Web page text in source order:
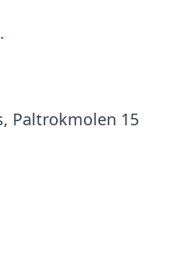
Paltrokmolen 15